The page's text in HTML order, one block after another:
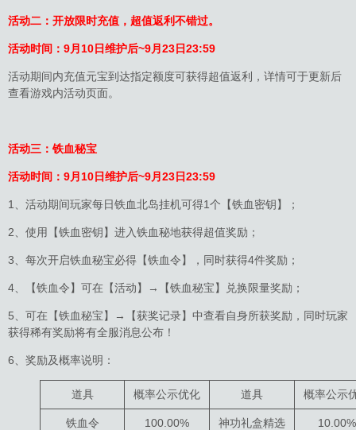
活动二：开放限时充值，超值返利不错过。
活动时间： 9月10日维护后~9月23日23:59
活动期间内充值元宝到达指定额度可获得超值返利，详情可于更新后
查看游戏内活动页面。
活动三：铁血秘宝
活动时间： 9月10日维护后~9月23日23:59
1、活动期间玩家每日铁血北岛挂机可得1个【铁血密钥】；
2、使用【铁血密钥】进入铁血秘地获得超值奖励；
3、每次开启铁血秘宝必得【铁血令】，同时获得4件奖励；
4、【铁血令】可在【活动】→【铁血秘宝】兑换限量奖励；
5、可在【铁血秘宝】→【获奖记录】中查看自身所获奖励，同时玩家
获得稀有奖励将有全服消息公布！
6、奖励及概率说明：
道具 概率公示优化 道具 概率公示
铁血令 100.00% 神功礼盒精选 10.00%